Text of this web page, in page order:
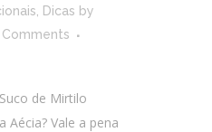
Dicas by
Comments
de Mirtilo
Aécia? Vale a pena